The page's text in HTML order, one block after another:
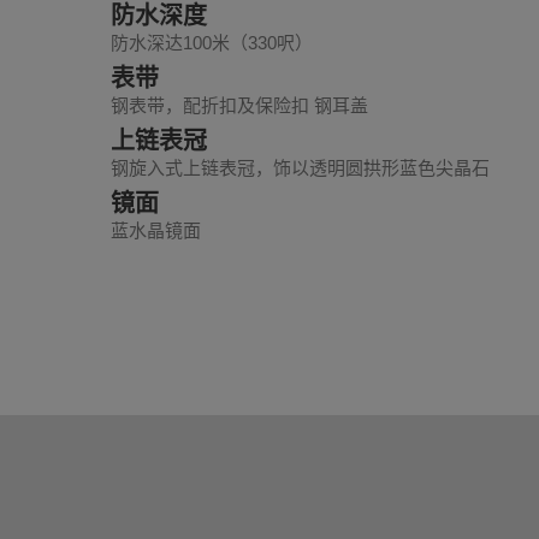
防水深度
防水深达100米（330呎）
表带
钢表带，配折扣及保险扣 钢耳盖
上链表冠
钢旋入式上链表冠，饰以透明圆拱形蓝色尖晶石
镜面
蓝水晶镜面